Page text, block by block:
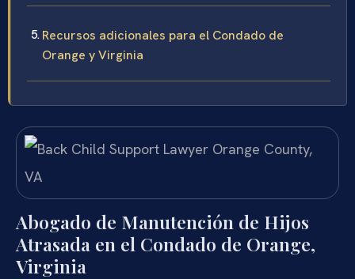
Recursos adicionales para el Condado de
Orange y Virginia
Abogado de Manutención de Hijos
Atrasada en el Condado de Orange,
Virginia